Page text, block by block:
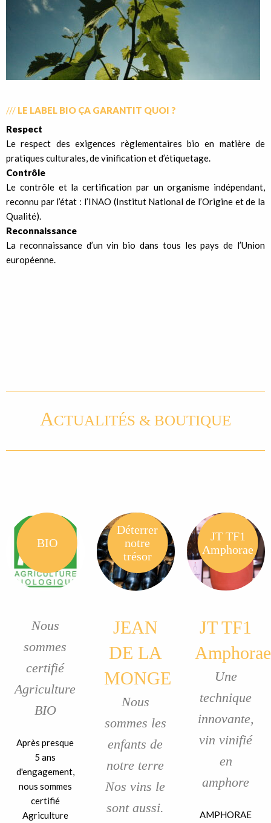
/// LE LABEL BIO ÇA GARANTIT QUOI ?
Respect
Le respect des exigences règlementaires bio en matière de
pratiques culturales, de vinification et d’étiquetage.
Contrôle
Le contrôle et la certification par un organisme indépendant,
reconnu par l’état : l’INAO (Institut National de l’Origine et de la
Qualité).
Reconnaissance
La reconnaissance d’un vin bio dans tous les pays de l’Union
européenne.
ACTUALITÉS & BOUTIQUE
BIO
Nous
sommes
certifié
Agriculture
BIO
Après presque
5 ans
d'engagement,
nous sommes
certifié
Agriculture
Déterrer
notre
trésor
JEAN
DE LA
MONGE
Nous
sommes les
enfants de
notre terre
Nos vins le
sont aussi.
JT TF1
Amphorae
JT TF1
Amphorae
Une
technique
innovante,
vin vinifié
en
amphore
AMPHORAE